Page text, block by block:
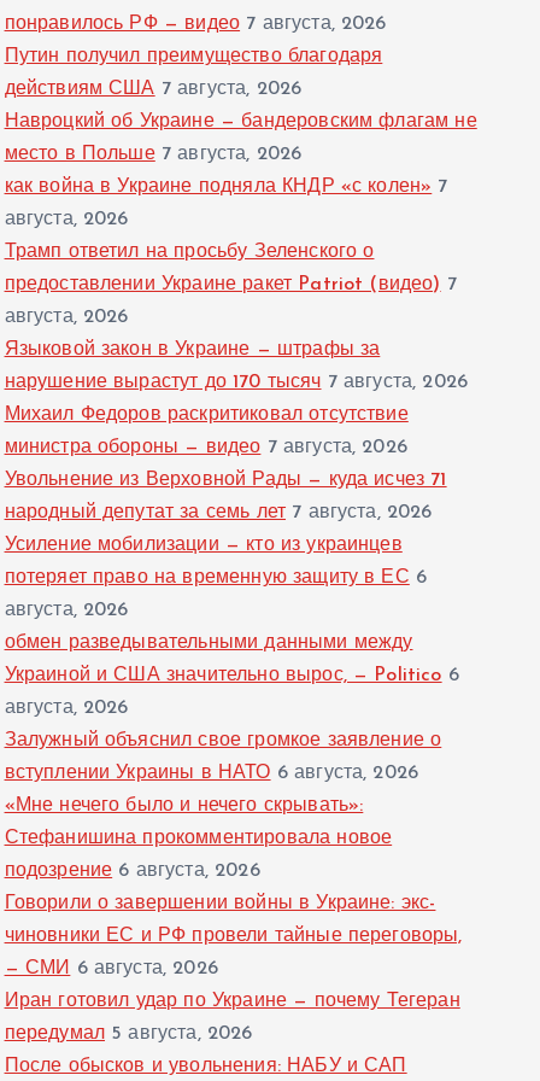
понравилось РФ — видео 7 августа, 2026
Путин получил преимущество благодаря
действиям США 7 августа, 2026
Навроцкий об Украине — бандеровским флагам не
место в Польше 7 августа, 2026
как война в Украине подняла КНДР «с колен» 7
августа, 2026
Трамп ответил на просьбу Зеленского о
предоставлении Украине ракет Patriot (видео) 7
августа, 2026
Языковой закон в Украине — штрафы за
нарушение вырастут до 170 тысяч 7 августа, 2026
Михаил Федоров раскритиковал отсутствие
министра обороны — видео 7 августа, 2026
Увольнение из Верховной Рады — куда исчез 71
народный депутат за семь лет 7 августа, 2026
Усиление мобилизации — кто из украинцев
потеряет право на временную защиту в ЕС 6
августа, 2026
обмен разведывательными данными между
Украиной и США значительно вырос, — Politico 6
августа, 2026
Залужный объяснил свое громкое заявление о
вступлении Украины в НАТО 6 августа, 2026
«Мне нечего было и нечего скрывать»:
Стефанишина прокомментировала новое
подозрение 6 августа, 2026
Говорили о завершении войны в Украине: экс-
чиновники ЕС и РФ провели тайные переговоры,
— СМИ 6 августа, 2026
Иран готовил удар по Украине — почему Тегеран
передумал 5 августа, 2026
После обысков и увольнения: НАБУ и САП